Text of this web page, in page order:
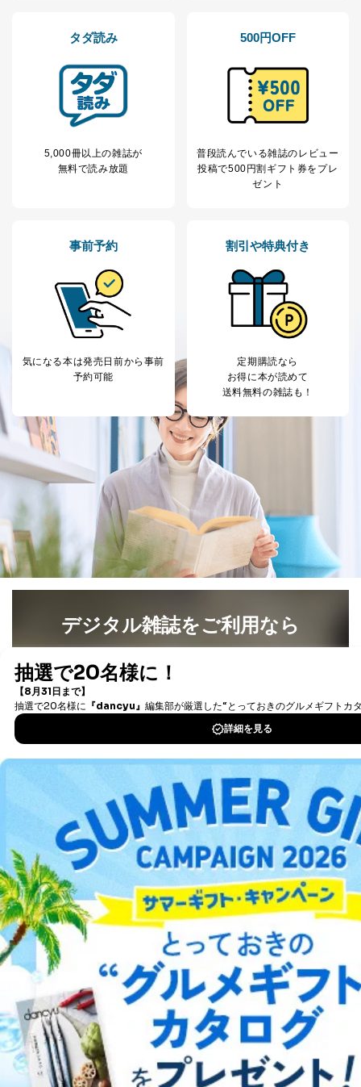
タダ読み
5,000冊以上の雑誌が
無料で読み放題
500円OFF
普段読んでいる雑誌のレビュー
投稿で500円割ギフト券をプレ
ゼント
事前予約
気になる本は発売日前から事前
予約可能
割引や特典付き
定期購読なら
お得に本が読めて
送料無料の雑誌も！
デジタル雑誌をご利用なら
書籍）が無料で読み放題！
DOWNLOAD FOR IOS
DOWNLOAD FOR ANDROID
ご利用方法はこちら
総合案内
アフィリエイト 採用情報
プレスリリース お問い合わせ
利用規約プライバシーポリシー 特定商取引法に基づく表示
出版社の皆様へ
投資家の皆様へサイトマップ